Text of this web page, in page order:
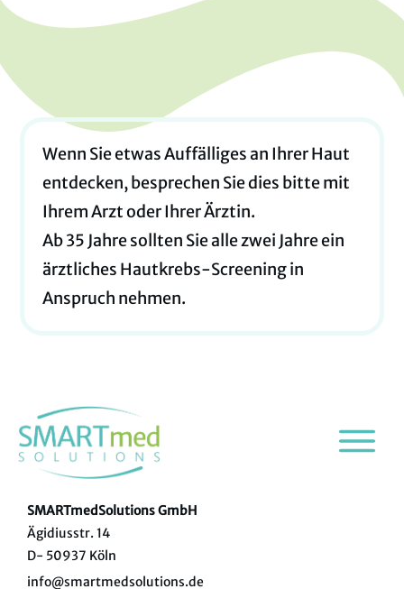
Wenn Sie etwas Auffälliges an Ihrer Haut
entdecken, besprechen Sie dies bitte mit
Ihrem Arzt oder Ihrer Ärztin.
Ab 35 Jahre sollten Sie alle zwei Jahre ein
ärztliches Hautkrebs-Screening in
Anspruch nehmen.
SMARTmedSolutions GmbH
Ägidiusstr. 14
D- 50937 Köln
info@smartmedsolutions.de